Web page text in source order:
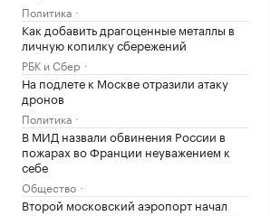
Политика
Как добавить драгоценные металлы в
личную копилку сбережений
РБК и Сбер
На подлете к Москве отразили атаку
дронов
Политика
В МИД назвали обвинения России в
пожарах во Франции неуважением к
себе
Общество
Второй московский аэропорт начал